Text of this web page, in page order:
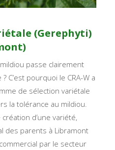
(Gerephyti)
passe clairement
C’est pourquoi le CRA-W a
de sélection variétale
la tolérance au mildiou.
d’une variété,
des parents à Libramont
par le secteur